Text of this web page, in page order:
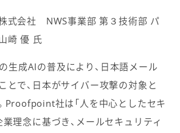
式会社 NWS事業部 第３技術部 パ
崎 優 氏
生成AIの普及により、日本語メール
とで、日本がサイバー攻撃の対象と
Proofpoint社は「人を中心としたセキ
業理念に基づき、メールセキュリティ